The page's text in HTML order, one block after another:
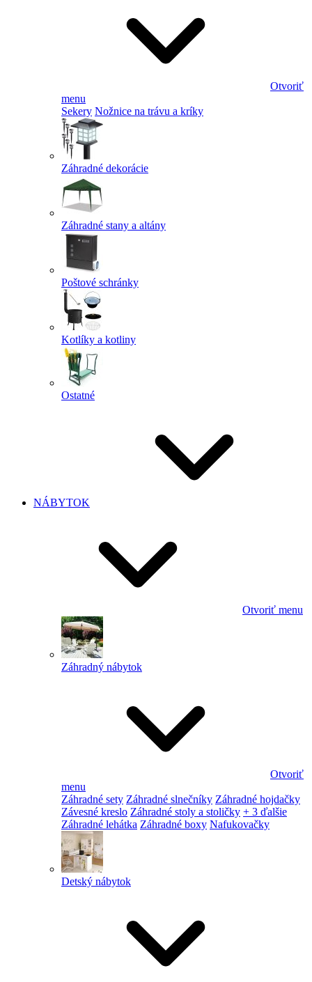
Otvoriť
menu
Sekery Nožnice na trávu a kríky
Záhradné dekorácie
Záhradné stany a altány
Poštové schránky
Kotlíky a kotliny
Ostatné
NÁBYTOK
Otvoriť menu
Záhradný nábytok
Otvoriť
menu
Záhradné sety Záhradné slnečníky Záhradné hojdačky
Závesné kreslo Záhradné stoly a stoličky + 3 ďalšie
Záhradné lehátka Záhradné boxy Nafukovačky
Detský nábytok